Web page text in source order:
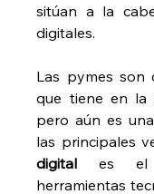
sitúan a la
digitales.
Las pymes son
que tiene en la
pero aún es
las principales
digital es el
herramientas